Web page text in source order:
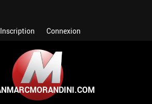
Inscription Connexion